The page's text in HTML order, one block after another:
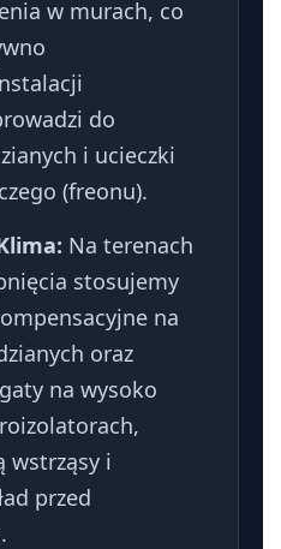
w murach, co
do
i ucieczki
(freonu).
Na terenach
stosujemy
na
oraz
na wysoko
wstrząsy i
przed